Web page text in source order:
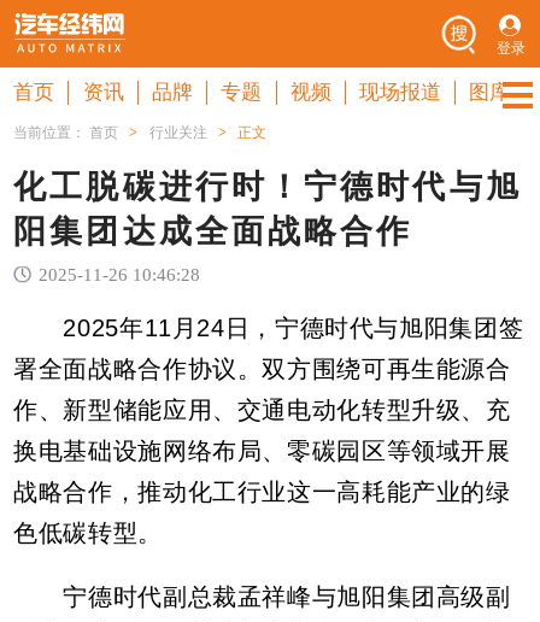
登录
首页 资讯 品牌 专题 视频 现场报道 图库
当前位置：首页 > 行业关注 > 正文
化工脱碳进行时！宁德时代与旭
阳集团达成全面战略合作
2025-11-26 10:46:28
2025年11月24日，宁德时代与旭阳集团签
署全面战略合作协议。双方围绕可再生能源合
作、新型储能应用、交通电动化转型升级、充
换电基础设施网络布局、零碳园区等领域开展
战略合作，推动化工行业这一高耗能产业的绿
色低碳转型。
宁德时代副总裁孟祥峰与旭阳集团高级副